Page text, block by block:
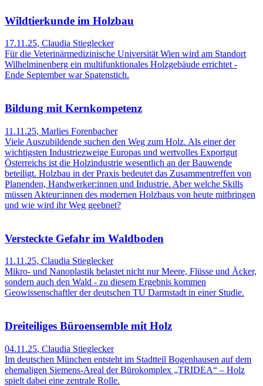
Wildtierkunde im Holzbau
17.11.25, Claudia Stieglecker
Für die Veterinärmedizinische Universität Wien wird am Standort
Wilhelminenberg ein multifunktionales Holzgebäude errichtet -
Ende September war Spatenstich.
Bildung mit Kernkompetenz
11.11.25, Marlies Forenbacher
Viele Auszubildende suchen den Weg zum Holz. Als einer der
wichtigsten Industriezweige Europas und wertvolles Exportgut
Österreichs ist die Holzindustrie wesentlich an der Bauwende
beteiligt. Holzbau in der Praxis bedeutet das Zusammentreffen von
Planenden, Handwerker:innen und Industrie. Aber welche Skills
müssen Akteur:innen des modernen Holzbaus von heute mitbringen
und wie wird ihr Weg geebnet?
Versteckte Gefahr im Waldboden
11.11.25, Claudia Stieglecker
Mikro- und Nanoplastik belastet nicht nur Meere, Flüsse und Äcker,
sondern auch den Wald - zu diesem Ergebnis kommen
Geowissenschaftler der deutschen TU Darmstadt in einer Studie.
Dreiteiliges Büroensemble mit Holz
04.11.25, Claudia Stieglecker
Im deutschen München entsteht im Stadtteil Bogenhausen auf dem
ehemaligen Siemens-Areal der Bürokomplex „TRIDEA“ – Holz
spielt dabei eine zentrale Rolle.